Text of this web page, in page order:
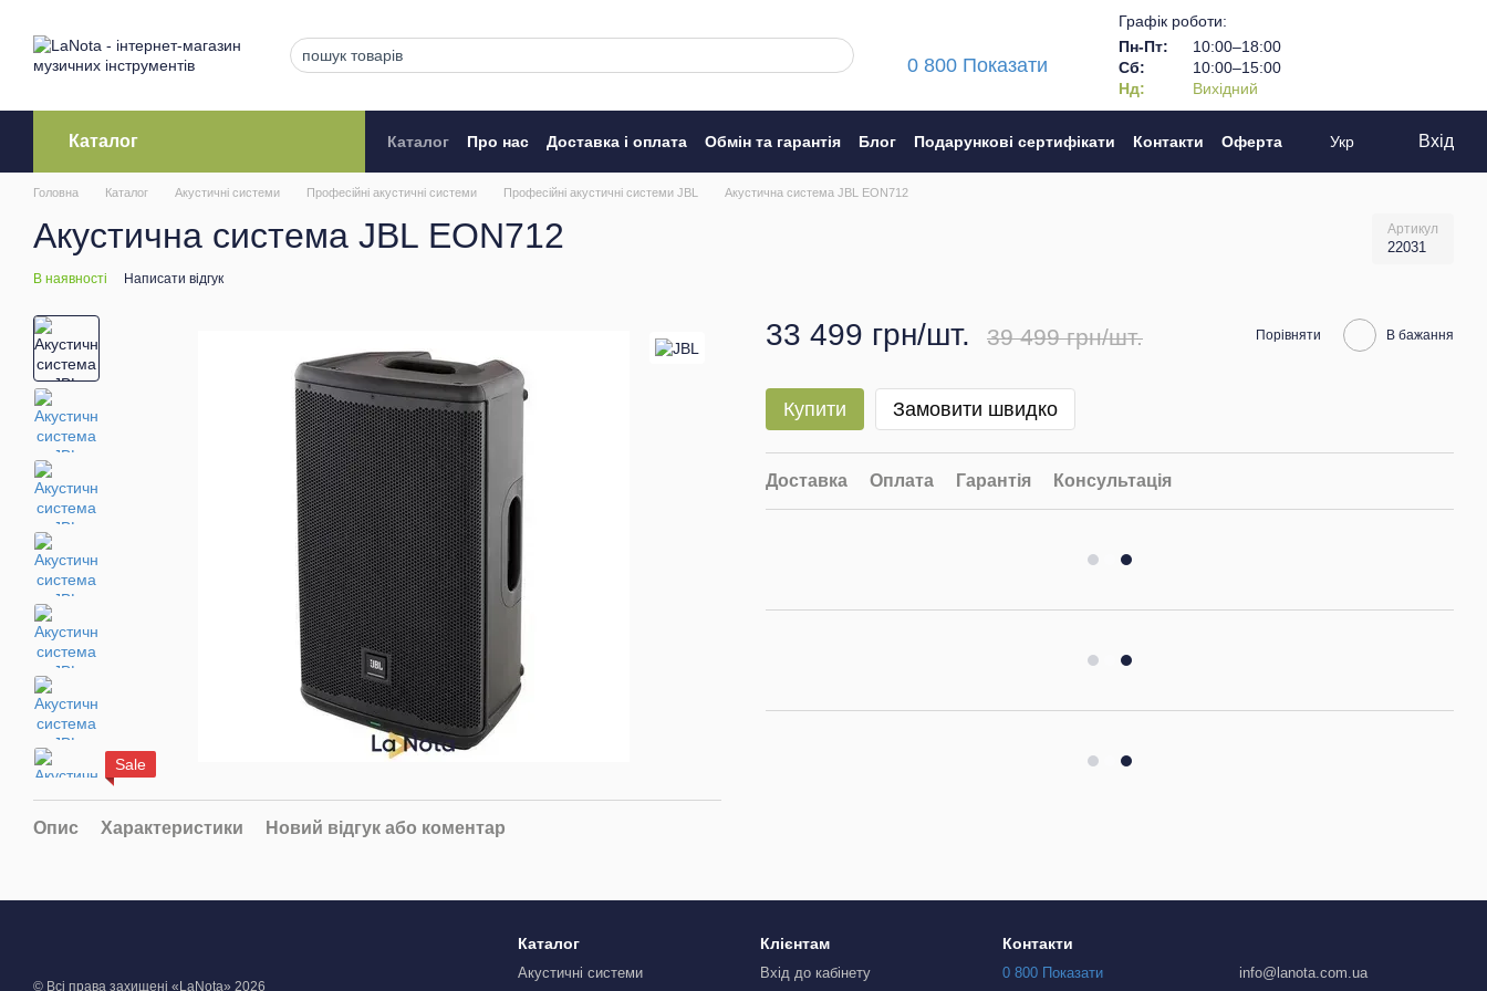
0 800 Показати
Графік роботи:
Пн-Пт:
10:00–18:00
Сб:
10:00–15:00
Нд:
Вихідний
Каталог Каталог Про нас Доставка і оплата Обмін та гарантія Блог Подарункові сертифікати Контакти
Оферта
Укр Вхід
Головна Каталог Акустичні системи Професійні акустичні системи Професійні акустичні системи JBL Акустична система JBL EON712
Акустична система JBL EON712 Артикул
22031
В наявності Написати відгук
Sale
Опис Характеристики Новий відгук або коментар
33 499 грн/шт. 39 499 грн/шт. Порівняти В бажання
Купити Замовити швидко
Доставка Оплата Гарантія Консультація
© Всі права захищені «LaNota» 2026
Каталог
Акустичні системи
Клієнтам
Вхід до кабінету
Контакти
0 800 Показати info@lanota.com.ua